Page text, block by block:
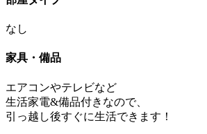
なし
家具・備品
エアコンやテレビなど
生活家電&備品付きなので、
引っ越し後すぐに生活できます！